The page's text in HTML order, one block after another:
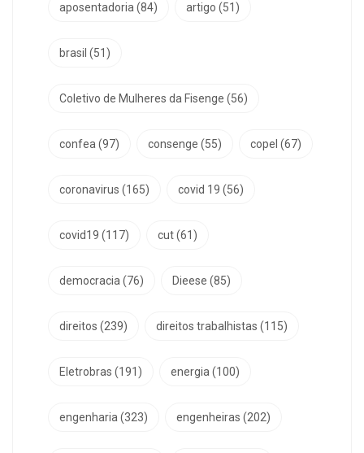
aposentadoria(84) artigo (51)
brasil (51)
Coletivo de Mulheres da Fisenge (56)
confea(97) consenge (55) copel (67)
coronavirus (165) covid 19 (56)
covid19 (117) cut(61)
democracia(76) Dieese (85)
direitos (239) direitos trabalhistas (115)
Eletrobras (191) energia(100)
engenharia(323) engenheiras (202)